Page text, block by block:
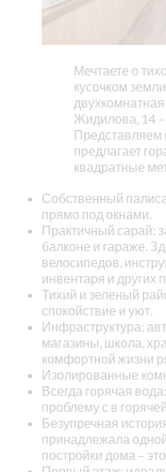
Мечтаете о
кусочком
Жидилова, 14 –
Представляем
предлагает
квадратные
Собственный
прямо под окнами.
Практичный сарай:
балконе и гараже.
велосипедов,
инвентаря и других
Тихий и зеленый
спокойствие и уют.
Инфраструктура:
магазины, школа,
комфортной жизни
Изолированные
Всегда горячая
проблему с в
Безупречная
принадлежала
постройки дома –